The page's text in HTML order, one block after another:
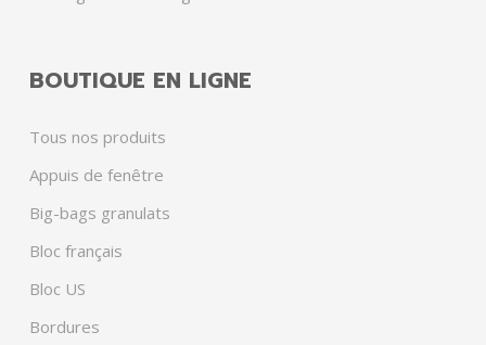
BOUTIQUE EN LIGNE
Tous nos produits
Appuis de fenêtre
Big-bags granulats
Bloc français
Bloc US
Bordures